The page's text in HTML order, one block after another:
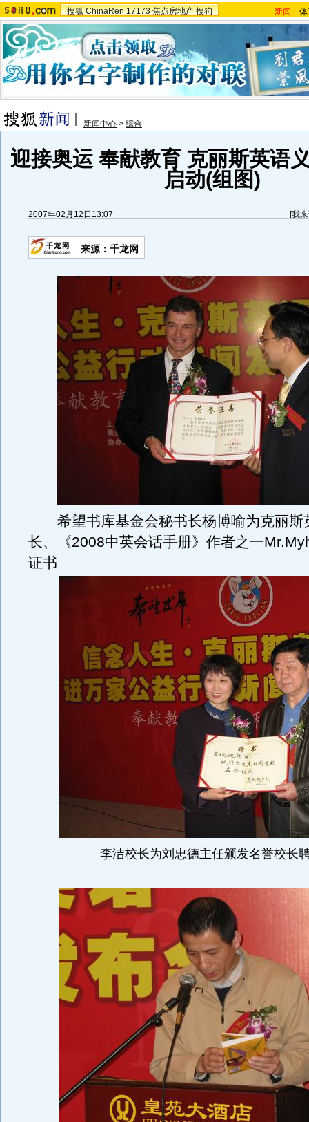
搜狐 ChinaRen 17173 焦点房地产 搜狗 新闻 -
新闻中心 > 综合
迎接奥运 奉献教育 克丽斯英语
启动(组图)
2007年02月12日13:07 [我
来源：千龙网
希望书库基金会秘书长杨博喻为克丽斯
长、《2008中英会话手册》作者之一
证书
李洁校长为刘忠德主任颁发名誉校长